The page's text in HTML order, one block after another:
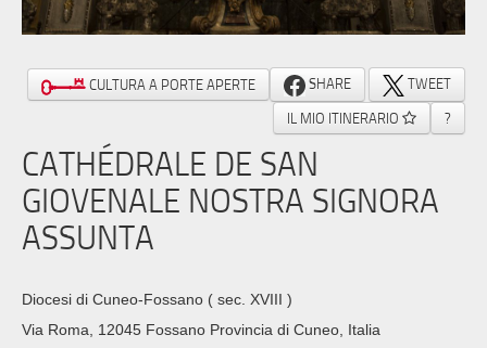
CULTURA A PORTE APERTE SHARE
TWEET
IL MIO ITINERARIO
?
CATHÉDRALE DE SAN
GIOVENALE NOSTRA SIGNORA
ASSUNTA
Diocesi di Cuneo-Fossano ( sec. XVIII )
Via Roma, 12045 Fossano Provincia di Cuneo, Italia ‎